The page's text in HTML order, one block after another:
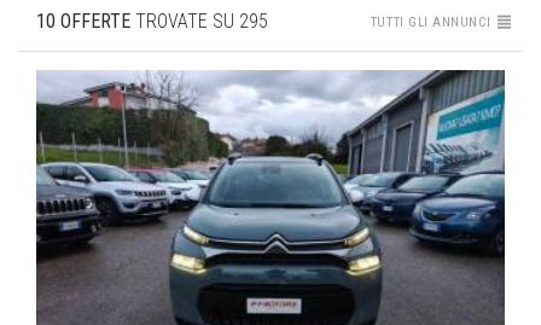
10 OFFERTE TROVATE SU 295 TUTTI GLI ANNUNCI